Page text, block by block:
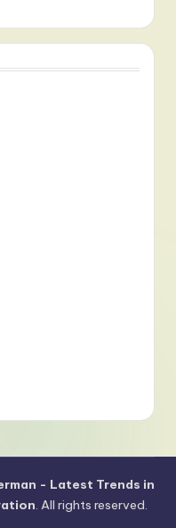
- Latest Trends in
. All rights reserved.